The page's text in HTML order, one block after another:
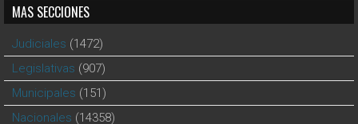
MAS SECCIONES
Judiciales (1472)
Legislativas (907)
Municipales (151)
Nacionales (14358)